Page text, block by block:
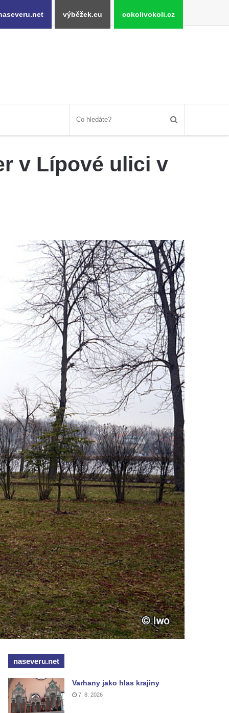
výběžek.eu cokolivokoli.cz
v Lípové ulici v
naseveru.net
Varhany jako hlas krajiny
7. 8. 2026